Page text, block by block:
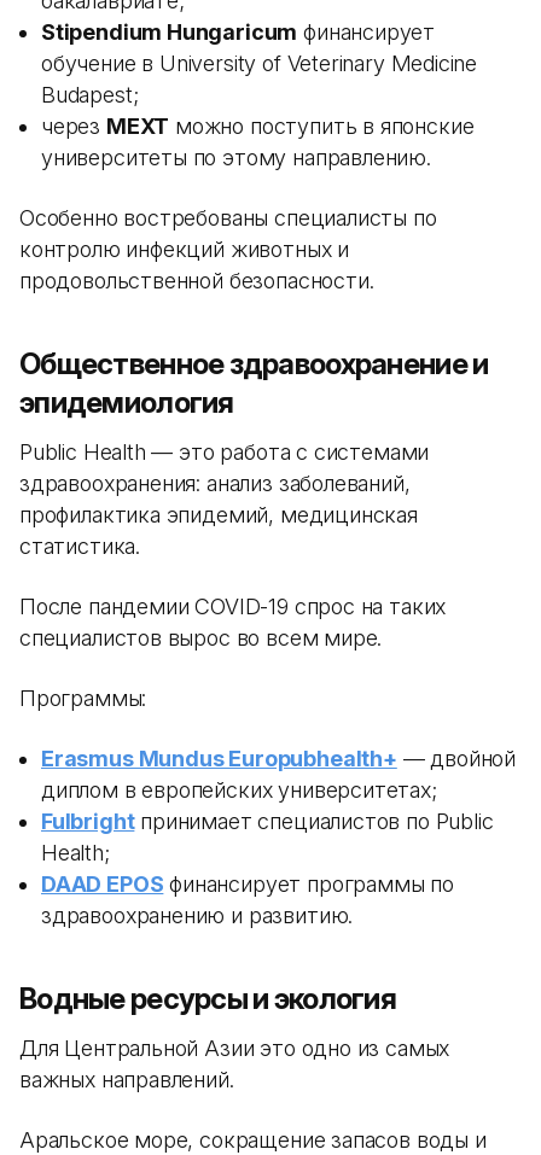
Stipendium Hungaricum финансирует
обучение в University of Veterinary Medicine
Budapest;
через MEXT можно поступить в японские
университеты по этому направлению.
Особенно востребованы специалисты по
контролю инфекций животных и
продовольственной безопасности.
Общественное здравоохранение и
эпидемиология
Public Health — это работа с системами
здравоохранения: анализ заболеваний,
профилактика эпидемий, медицинская
статистика.
После пандемии COVID-19 спрос на таких
специалистов вырос во всем мире.
Программы:
Erasmus Mundus Europubhealth+ — двойной
диплом в европейских университетах;
Fulbrightпринимает специалистов по Public
Health;
DAAD EPOS финансирует программы по
здравоохранению и развитию.
Водные ресурсы и экология
Для Центральной Азии это одно из самых
важных направлений.
Аральское море, сокращение запасов воды и